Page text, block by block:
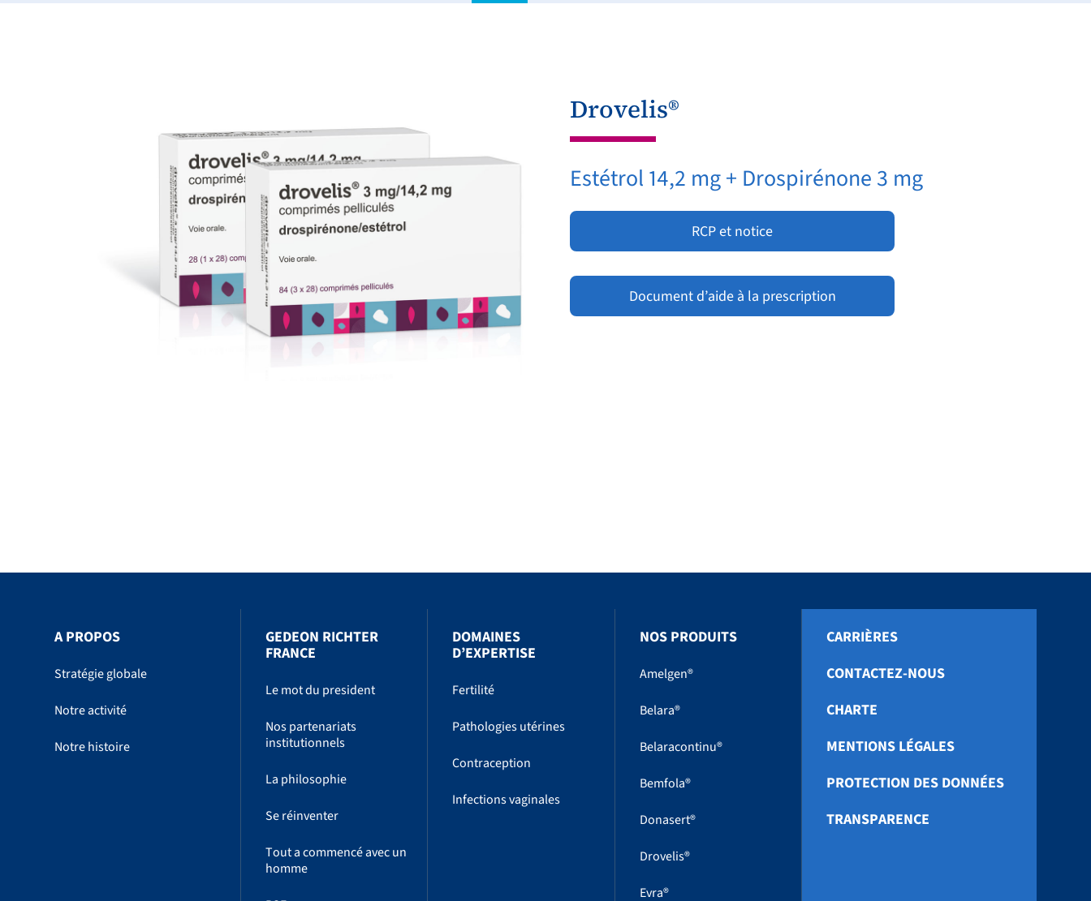
Drovelis®
Estétrol 14,2 mg + Drospirénone 3 mg
RCP et notice
Document d’aide à la prescription
A PROPOS
Stratégie globale
Notre activité
Notre histoire
GEDEON RICHTER
FRANCE
Le mot du president
Nos partenariats
institutionnels
La philosophie
Se réinventer
Tout a commencé avec un
homme
DOMAINES
D’EXPERTISE
Fertilité
Pathologies utérines
Contraception
Infections vaginales
NOS PRODUITS
Amelgen®
Belara®
Belaracontinu®
Bemfola®
Donasert®
Drovelis®
Evra®
CARRIÈRES
CONTACTEZ-NOUS
CHARTE
MENTIONS LÉGALES
PROTECTION DES DONNÉES
TRANSPARENCE